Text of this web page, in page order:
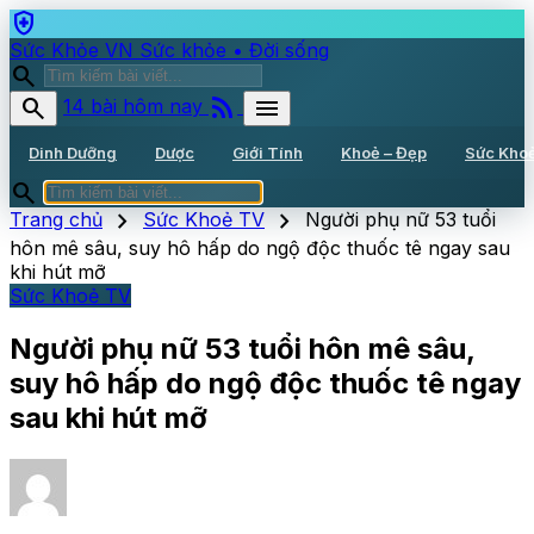
health_and_safety
Sức Khỏe VN Sức khỏe • Đời sống
search
search
14 bài hôm nay rss_feed menu
Dinh Dưỡng Dược Giới Tính Khoẻ – Đẹp Sức
search
Trang chủ chevron_right Sức Khoẻ TV chevron_right Người phụ nữ 53 tuổi
hôn mê sâu, suy hô hấp do ngộ độc thuốc tê ngay sau
khi hút mỡ
Sức Khoẻ TV
Người phụ nữ 53 tuổi hôn mê sâu,
suy hô hấp do ngộ độc thuốc tê ngay
sau khi hút mỡ